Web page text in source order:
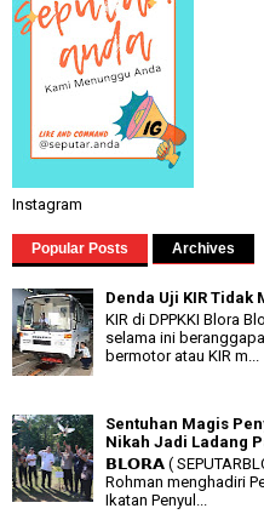
Instagram
Popular Posts Archives
Denda Uji KIR Tidak
KIR di DPPKKI Blora
selama ini
bermotor atau KIR m...
Sentuhan Magis
Nikah Jadi Ladang
𝗕𝗟𝗢𝗥𝗔 (
Rohman menghadiri
Ikatan Penyul...